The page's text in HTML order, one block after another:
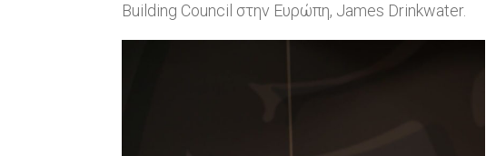
Building Council στην Ευρώπη, James Drinkwater.